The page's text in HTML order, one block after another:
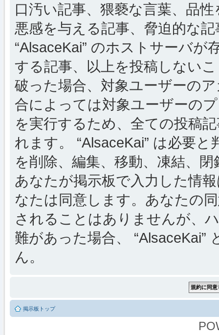
口汚い記事、猥褻な言葉、品
悪感を与える記事、脅迫的な
“AlsaceKai” のホストサーバが
する記事、以上を投稿しない
破った場合、対象ユーザーの
合によっては対象ユーザーの
を実行するため、全ての投稿
れます。 “AlsaceKai” は必要
を削除、編集、移動、凍結、
あなたが掲示板で入力した情
なたは同意します。あなたの
されることはありませんが、
難があった場合、 “AlsaceKai”
ん。
掲示板トップ